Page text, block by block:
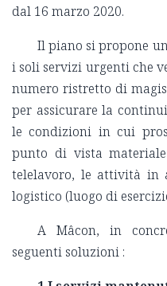
dal 16 marzo 2020.
Il piano si propone
i soli servizi urgenti che
numero ristretto di
per assicurare la
le condizioni in cui
punto di vista
telelavoro, le attività in
logistico (luogo di
A Mâcon, in
seguenti soluzioni :